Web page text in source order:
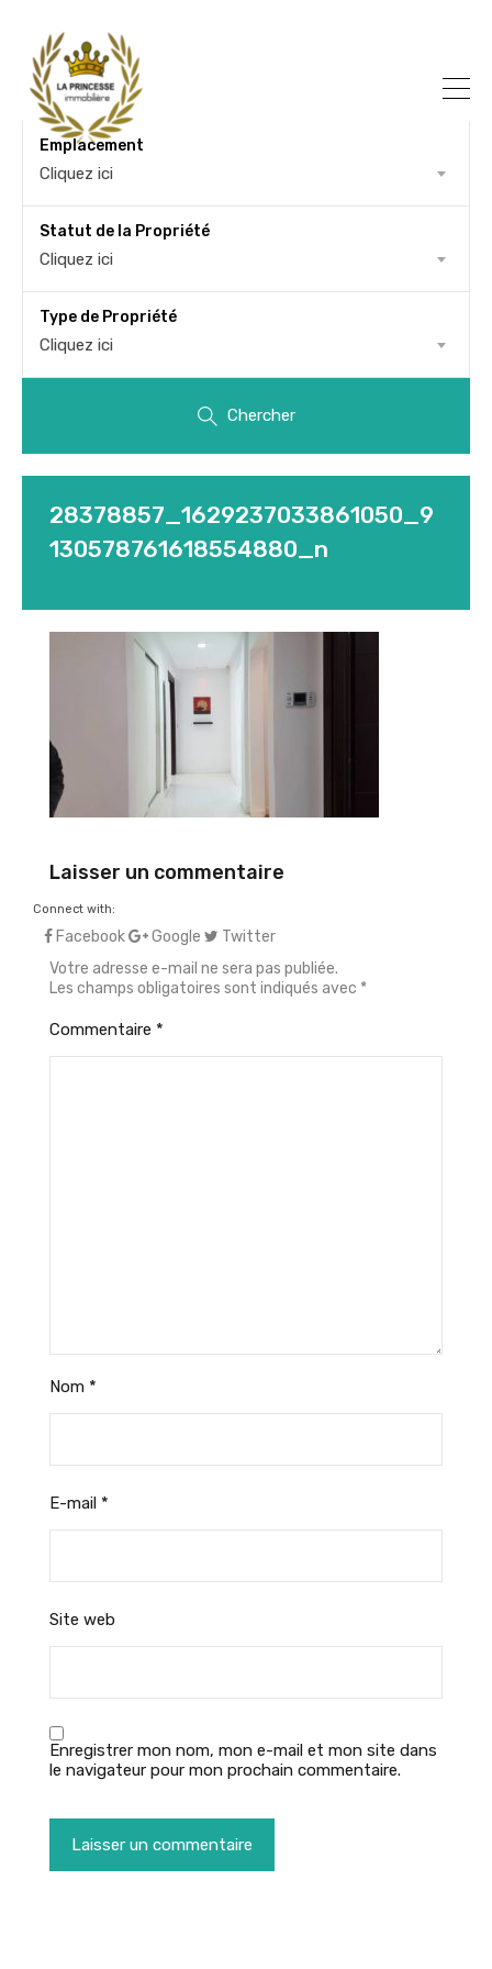
Emplacement
Cliquez ici
Statut de la Propriété
Cliquez ici
Type de Propriété
Cliquez ici
Chercher
28378857_1629237033861050_9
130578761618554880_n
Laisser un commentaire
Connect with:
Facebook Google
Twitter
Votre adresse e-mail ne sera pas publiée.
Les champs obligatoires sont indiqués avec *
Commentaire *
Nom *
E-mail *
Site web
Enregistrer mon nom, mon e-mail et mon site dans
le navigateur pour mon prochain commentaire.